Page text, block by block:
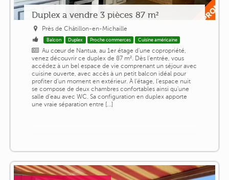
Duplex a vendre 3 pièces 87 m²
Près de Châtillon-en-Michaille
Balcon Duplex Proche commerces Cuisine américaine
Au cœur de Nantua, au 1er étage d'une copropriété,
venez découvrir ce duplex de 87 m². Dès l'entrée, vous
accédez à un bel espace de vie comprenant un séjour avec
cuisine ouverte, avec accès à un petit balcon idéal pour
profiter d'un moment en extérieur. À l'étage, l'espace nuit
se compose de deux chambres confortables ainsi qu'une
salle d'eau avec WC. Sa configuration en duplex apporte
une vraie séparation entre [...]